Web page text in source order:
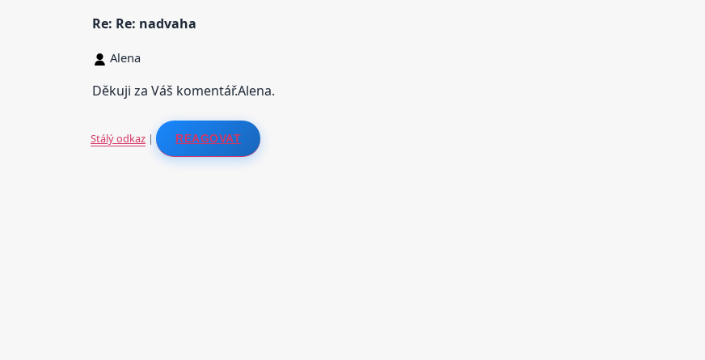
Re: Re: nadvaha
Alena
Děkuji za Váš komentář.Alena.
Stálý odkaz | REAGOVAT